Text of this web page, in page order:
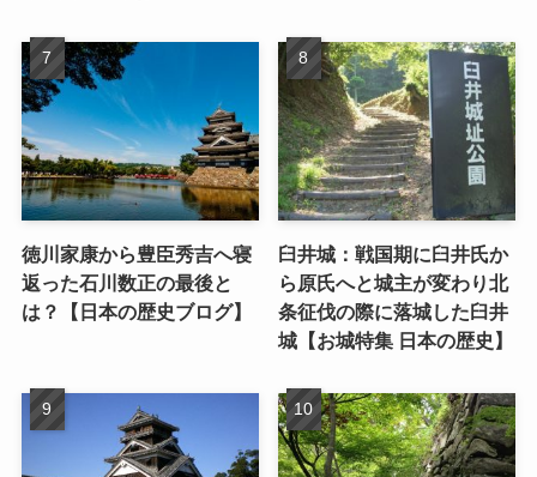
徳川家康から豊臣秀吉へ寝
返った石川数正の最後と
は？【日本の歴史ブログ】
臼井城：戦国期に臼井氏か
ら原氏へと城主が変わり北
条征伐の際に落城した臼井
城【お城特集 日本の歴史】